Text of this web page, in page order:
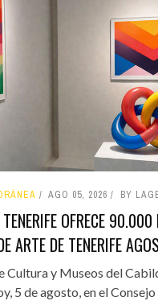
AGO 05, 2026 BY
OFRECE
ARTE DE TENERIFE
Cultura y Museos del
5 de agosto, en el